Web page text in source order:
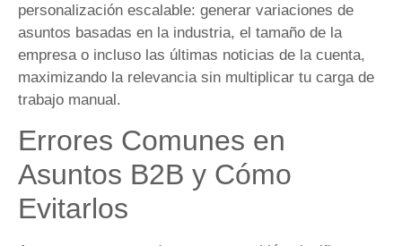
personalización escalable: generar variaciones de
asuntos basadas en la industria, el tamaño de la
empresa o incluso las últimas noticias de la cuenta,
maximizando la relevancia sin multiplicar tu carga de
trabajo manual.
Errores Comunes en
Asuntos B2B y Cómo
Evitarlos